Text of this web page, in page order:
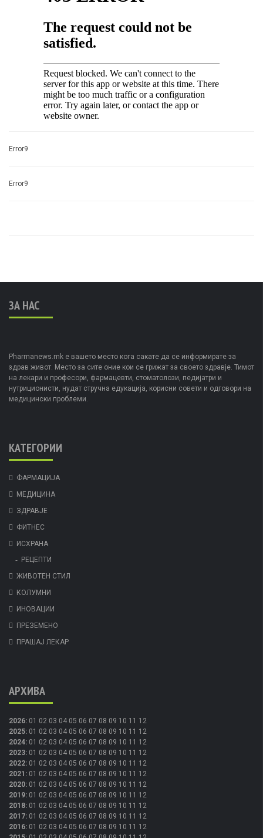
Error9
Error9
ЗА НАС
Pharmanews.mk е вашето место кога сакате да се информирате за
здрав живот. Место за сите оние кои се грижат за своето здравје. Тимот
на лекари и професори, фармацевти, стоматолози, педијатри и
нутриционисти, нудат стручна едукација, корисни совети и одговори на
медицински проблеми.
КАТЕГОРИИ
ФАРМАЦИЈА
МЕДИЦИНА
ЗДРАВЈЕ
ФИТНЕС
ИСХРАНА
РЕЦЕПТИ
ЖИВОТЕН СТИЛ
КОЛУМНИ
ИНОВАЦИИ
ПРЕЗЕМЕНО
ПРАШАЈ ЛЕКАР
АРХИВА
2026: 01 02 03 04 05 06 07 08 09 10 11 12
2025: 01 02 03 04 05 06 07 08 09 10 11 12
2024: 01 02 03 04 05 06 07 08 09 10 11 12
2023: 01 02 03 04 05 06 07 08 09 10 11 12
2022: 01 02 03 04 05 06 07 08 09 10 11 12
2021 : 01 02 03 04 05 06 07 08 09 10 11 12
2020: 01 02 03 04 05 06 07 08 09 10 11 12
2019: 01 02 03 04 05 06 07 08 09 10 11 12
2018: 01 02 03 04 05 06 07 08 09 10 11 12
2017: 01 02 03 04 05 06 07 08 09 10 11 12
2016: 01 02 03 04 05 06 07 08 09 10 11 12